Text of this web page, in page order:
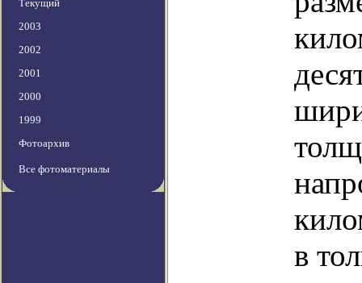
Текущий
2003
2002
2001
2000
1999
Фотоархив
Все фотоматериалы
в